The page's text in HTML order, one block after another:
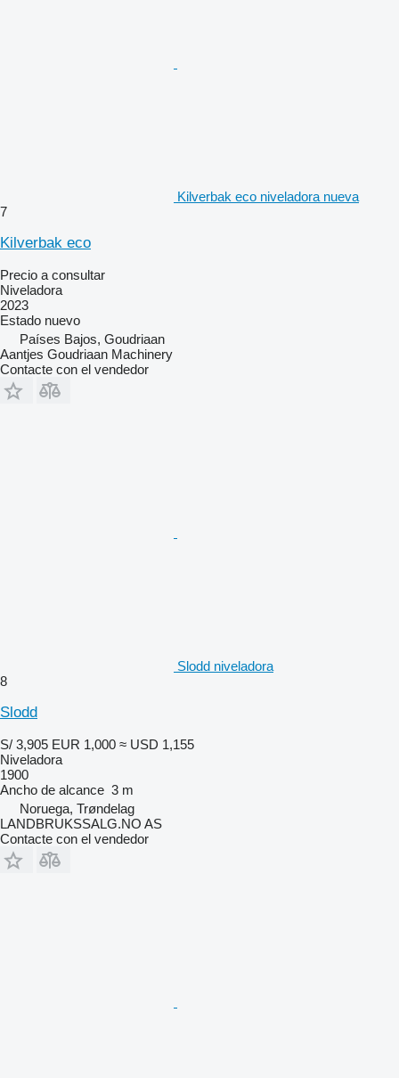
Kilverbak eco niveladora nueva
7
Kilverbak eco
Precio a consultar
Niveladora
2023
Estado nuevo
Países Bajos, Goudriaan
Aantjes Goudriaan Machinery
Contacte con el vendedor
Slodd niveladora
8
Slodd
S/ 3,905 EUR 1,000 ≈ USD 1,155
Niveladora
1900
Ancho de alcance 3 m
Noruega, Trøndelag
LANDBRUKSSALG.NO AS
Contacte con el vendedor